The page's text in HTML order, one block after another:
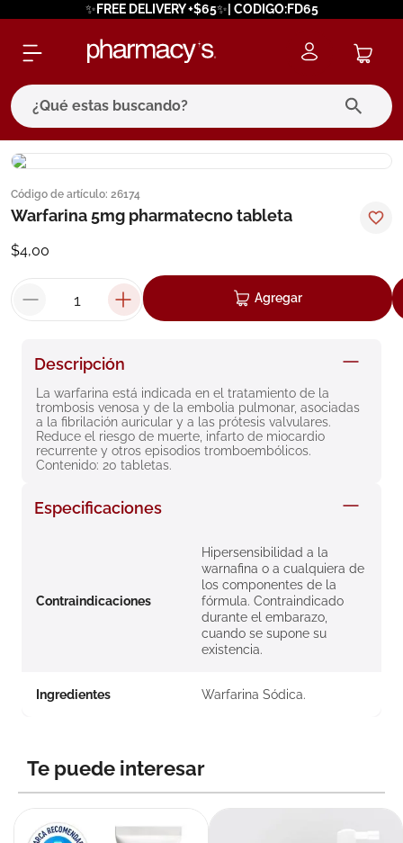
✨FREE DELIVERY +$65✨| CODIGO:FD65
¿Qué estas buscando?
Código de artículo: 26174
Warfarina 5mg pharmatecno tableta
$4,00
Agregar
Descripción
La warfarina está indicada en el tratamiento de la
trombosis venosa y de la embolia pulmonar, asociadas
a la fibrilación auricular y a las prótesis valvulares.
Reduce el riesgo de muerte, infarto de miocardio
recurrente y otros episodios tromboembólicos.
Contenido: 20 tabletas.
Especificaciones
Contraindicaciones
Hipersensibilidad a la
warnafina o a cualquiera de
los componentes de la
fórmula. Contraindicado
durante el embarazo,
cuando se supone su
existencia.
Ingredientes Warfarina Sódica.
Te puede interesar
términos más buscados
1. eucerin
pilexil
5. cerave
6 degraler
7. isdin
8. roche posay
9. megacistin